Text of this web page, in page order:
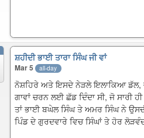
ਸ਼ਹੀਦੀ ਭਾਈ ਤਾਰਾ ਸਿੰਘ ਜੀ ਵਾਂ
Mar 5 all-day
ਨੋਸ਼ਹਿਰੇ ਅਤੇ ਇਸਦੇ ਨੇੜਲੇ ਇਲਾਕਿਆ ਡੱਲ,
ਗਾਵਾਂ ਚਰਨ ਲਈ ਛੱਡ ਦਿੰਦਾ ਸੀ, ਜੋ
ਤਾਂ ਭਾਈ ਬਘੇਲ ਸਿੰਘ ਤੇ ਅਮਰ ਸਿੰਘ ਨੇ
ਪਿੰਡ ਦੇ ਗੁਰਦਵਾਰੇ ਵਿਚ ਸਿੰਘਾਂ ਤੇ ਹੋਰ